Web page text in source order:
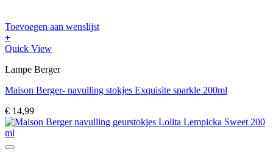
Toevoegen aan wenslijst
+
Quick View
Lampe Berger
Maison Berger- navulling stokjes Exquisite sparkle 200ml
€ 14,99